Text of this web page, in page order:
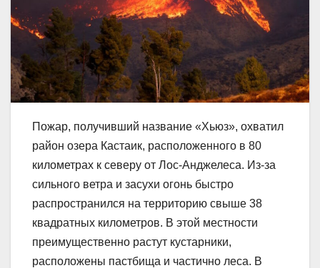
Пожар, получивший название «Хьюз», охватил
район озера Кастаик, расположенного в 80
километрах к северу от Лос-Анджелеса. Из-за
сильного ветра и засухи огонь быстро
распространился на территорию свыше 38
квадратных километров. В этой местности
преимущественно растут кустарники,
расположены пастбища и частично леса. В